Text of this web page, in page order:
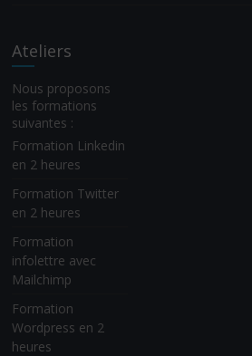
Ateliers
Nous proposons
les formations
suivantes :
Formation Linkedin
en 2 heures
Formation Twitter
en 2 heures
Formation
infolettre avec
Mailchimp
Formation
Wordpress en 2
heures